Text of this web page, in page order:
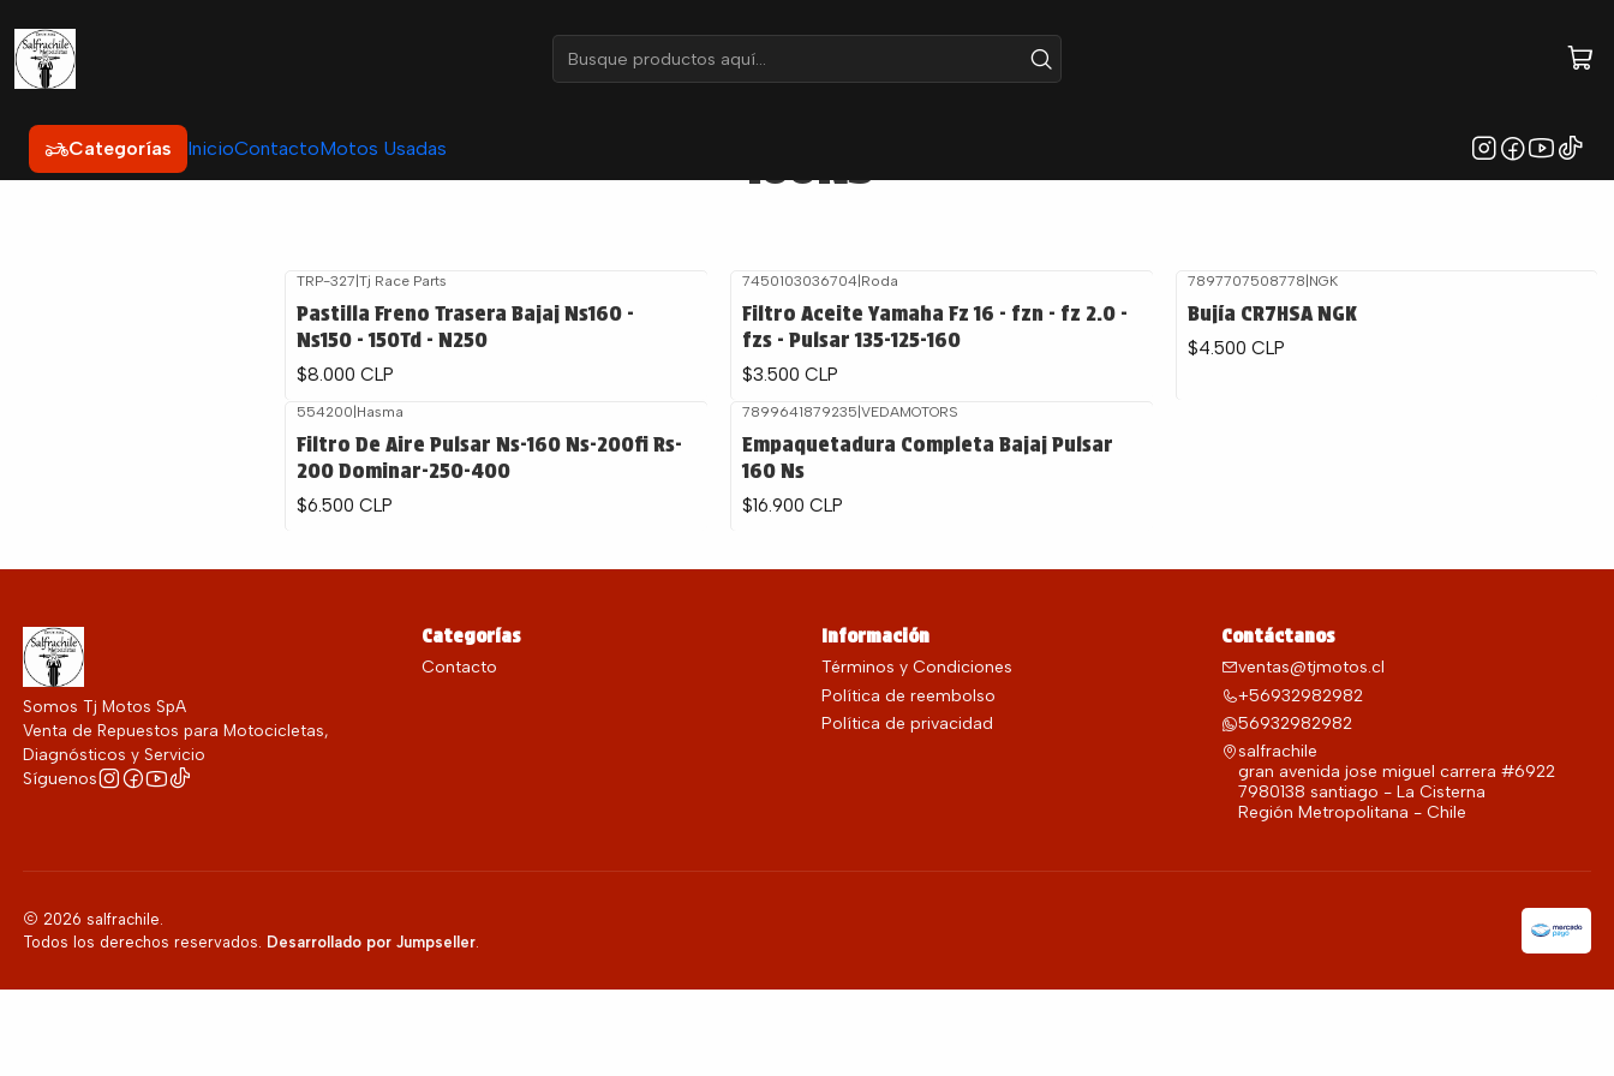
Categorías InicioContactoMotos Usadas 160NS
TRP-327|Tj Race Parts
Pastilla Freno Trasera Bajaj Ns160 -
Ns150 - 150Td - N250
$8.000 CLP
7450103036704|Roda
Filtro Aceite Yamaha Fz 16 - fzn - fz 2.0 -
fzs - Pulsar 135-125-160
$3.500 CLP
7897707508778|NGK
Bujía CR7HSA NGK
$4.500 CLP
554200|Hasma
Filtro De Aire Pulsar Ns-160 Ns-200fi Rs-
200 Dominar-250-400
$6.500 CLP
7899641879235|VEDAMOTORS
Empaquetadura Completa Bajaj Pulsar
160 Ns
$16.900 CLP
Somos Tj Motos SpA
Venta de Repuestos para Motocicletas,
Diagnósticos y Servicio
Síguenos
Categorías
Contacto
Información
Términos y Condiciones
Política de reembolso
Política de privacidad
Contáctanos
ventas@tjmotos.cl
+56932982982
56932982982
salfrachile
gran avenida jose miguel carrera #6922
7980138 santiago - La Cisterna
Región Metropolitana - Chile
2026 salfrachile.
Todos los derechos reservados. Desarrollado por Jumpseller.